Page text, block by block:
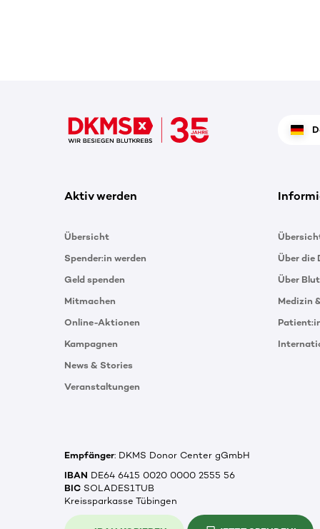
Aktiv werden
Übersicht
Spender:in werden
Geld spenden
Mitmachen
Online-Aktionen
Kampagnen
News & Stories
Veranstaltungen
Über die
Über
Medizin
Empfänger: DKMS Donor Center gGmbH
IBAN DE64 6415 0020 0000 2555 56
BIC SOLADES1TUB
Kreissparkasse Tübingen